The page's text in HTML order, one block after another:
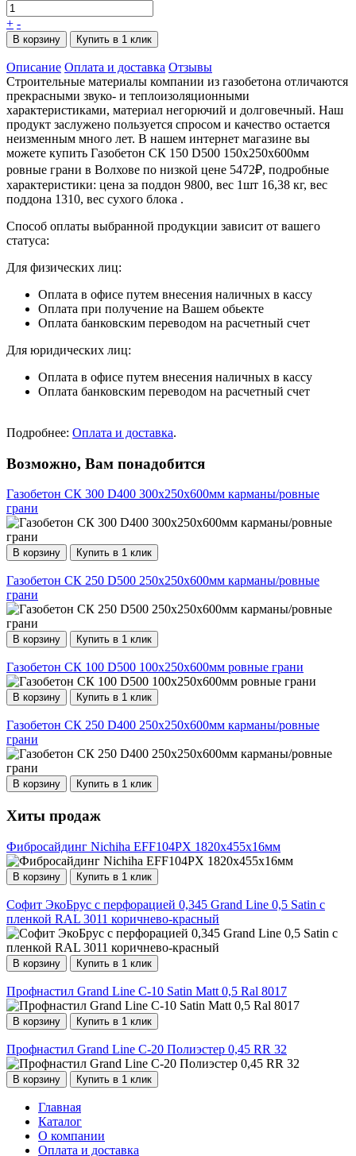
+ -
В корзину Купить в 1 клик
Описание Оплата и доставка Отзывы
Строительные материалы компании из газобетона отличаются
прекрасными звуко- и теплоизоляционными
характеристиками, материал негорючий и долговечный. Наш
продукт заслужено пользуется спросом и качество остается
неизменным много лет. В нашем интернет магазине вы
можете купить Газобетон СК 150 D500 150х250х600мм
ровные грани в Волхове по низкой цене 5472₽, подробные
характеристики: цена за поддон 9800, вес 1шт 16,38 кг, вес
поддона 1310, вес сухого блока .
Способ оплаты выбранной продукции зависит от вашего
статуса:
Для физических лиц:
Оплата в офисе путем внесения наличных в кассу
Оплата при получение на Вашем обьекте
Оплата банковским переводом на расчетный счет
Для юридических лиц:
Оплата в офисе путем внесения наличных в кассу
Оплата банковским переводом на расчетный счет
Подробнее: Оплата и доставка.
Возможно, Вам понадобится
Газобетон СК 300 D400 300х250х600мм карманы/ровные
грани
В корзину Купить в 1 клик
Газобетон СК 250 D500 250х250х600мм карманы/ровные
грани
В корзину Купить в 1 клик
Газобетон СК 100 D500 100х250х600мм ровные грани
В корзину Купить в 1 клик
Газобетон СК 250 D400 250х250х600мм карманы/ровные
грани
В корзину Купить в 1 клик
Хиты продаж
Фибросайдинг Nichiha EFF104PX 1820х455х16мм
В корзину Купить в 1 клик
Софит ЭкоБрус с перфорацией 0,345 Grand Line 0,5 Satin с
пленкой RAL 3011 коричнево-красный
В корзину Купить в 1 клик
Профнастил Grand Line C-10 Satin Matt 0,5 Ral 8017
В корзину Купить в 1 клик
Профнастил Grand Line С-20 Полиэстер 0,45 RR 32
В корзину Купить в 1 клик
Главная
Каталог
О компании
Оплата и доставка